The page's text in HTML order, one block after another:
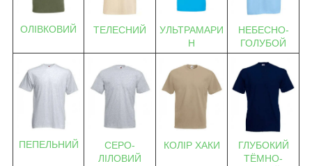
ОЛІВКОВИЙ ТЕЛЕСНИЙ
УЛЬТРАМАРИ
Н
НЕБЕСНО-
ГОЛУБОЙ
ПЕПЕЛЬНИЙ
СЕРО-
ЛІЛОВИЙ
КОЛІР ХАКИ
ГЛУБОКИЙ
ТЁМНО-